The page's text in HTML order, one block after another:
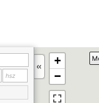
+
−
a boltok.